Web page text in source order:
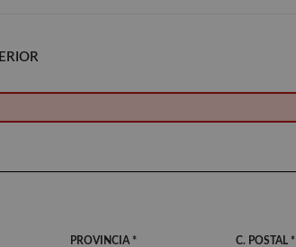
PROVINCIA * C. POSTAL *